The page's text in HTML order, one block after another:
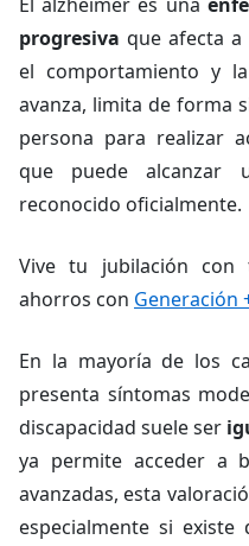
progresiva que afecta
el comportamiento y
avanza, limita de forma
persona para realizar
que puede alcanzar
reconocido oficialmente.
Vive tu jubilación con
ahorros con Generación
En la mayoría de los
presenta síntomas
discapacidad suele ser
ya permite acceder a
avanzadas, esta
especialmente si existe